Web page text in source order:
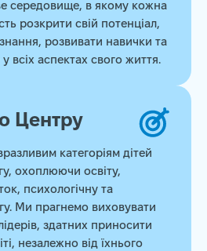
середовище, в якому кожна
розкрити свій потенціал,
розвивати навички та
всіх аспектах свого життя.
Центру
категоріям дітей
охоплюючи освіту,
психологічну та
Ми прагнемо виховувати
здатних приносити
незалежно від їхнього